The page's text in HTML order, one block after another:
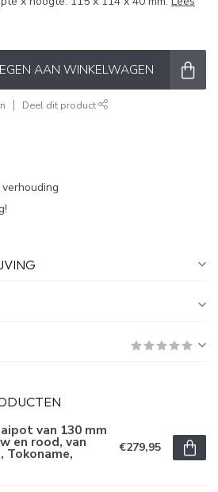
AAN WINKELWAGEN
Deel dit product
van 130 mm
en rood, van
Tokoname, €279,95